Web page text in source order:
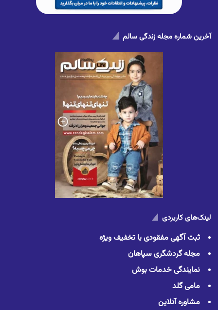
آخرین شماره مجله زندگی سالم
لینک‌های کاربردی
ثبت آگهی مفقودی با تخفیف ویژه
مجله گردشگری سپاهان
نمایندگی خدمات بوش
مامی گلد
مشاوره آنلاین